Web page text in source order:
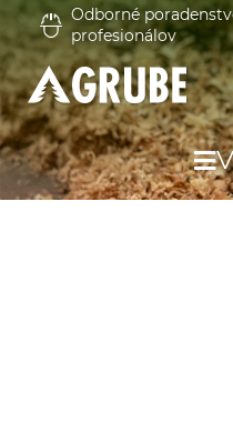
Odborné
profesionálov